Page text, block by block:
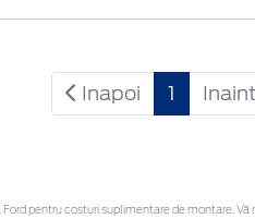
Inapoi 1
pentru costuri suplimentare de montare.